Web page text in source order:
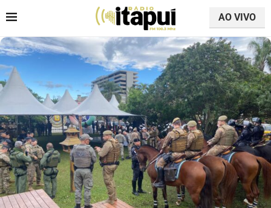
AO VIVO